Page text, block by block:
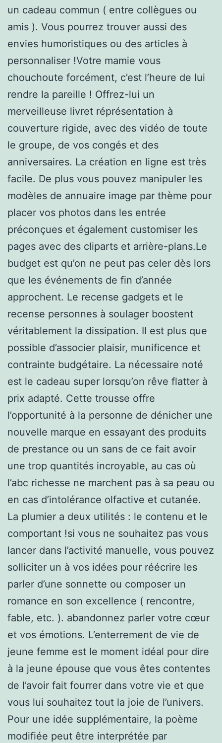
un cadeau commun ( entre collègues ou
amis ). Vous pourrez trouver aussi des
envies humoristiques ou des articles à
personnaliser !Votre mamie vous
chouchoute forcément, c’est l’heure de lui
rendre la pareille ! Offrez-lui un
merveilleuse livret réprésentation à
couverture rigide, avec des vidéo de toute
le groupe, de vos congés et des
anniversaires. La création en ligne est très
facile. De plus vous pouvez manipuler les
modèles de annuaire image par thème pour
placer vos photos dans les entrée
préconçues et également customiser les
pages avec des cliparts et arrière-plans.Le
budget est qu’on ne peut pas celer dès lors
que les événements de fin d’année
approchent. Le recense gadgets et le
recense personnes à soulager boostent
véritablement la dissipation. Il est plus que
possible d’associer plaisir, munificence et
contrainte budgétaire. La nécessaire noté
est le cadeau super lorsqu’on rêve flatter à
prix adapté. Cette trousse offre
l’opportunité à la personne de dénicher une
nouvelle marque en essayant des produits
de prestance ou un sans de ce fait avoir
une trop quantités incroyable, au cas où
l’abc richesse ne marchent pas à sa peau ou
en cas d’intolérance olfactive et cutanée.
La plumier a deux utilités : le contenu et le
comportant !si vous ne souhaitez pas vous
lancer dans l’activité manuelle, vous pouvez
solliciter un à vos idées pour réécrire les
parler d’une sonnette ou composer un
romance en son excellence ( rencontre,
fable, etc. ). abandonnez parler votre cœur
et vos émotions. L’enterrement de vie de
jeune femme est le moment idéal pour dire
à la jeune épouse que vous êtes contentes
de l’avoir fait fourrer dans votre vie et que
vous lui souhaitez tout la joie de l’univers.
Pour une idée supplémentaire, la poème
modifiée peut être interprétée par